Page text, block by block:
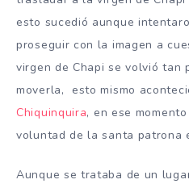
esto sucedió aunque
proseguir con la imagen a
virgen de Chapi se volvió tan
moverla, esto mismo
Chiquinquira, en ese
voluntad de la santa patrona
Aunque se trataba de un